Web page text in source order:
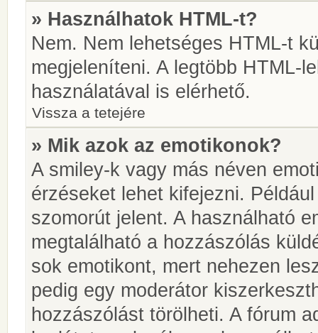
» Használhatok HTML-t?
Nem. Nem lehetséges HTML-t
megjeleníteni. A legtöbb HTML-
használatával is elérhető.
Vissza a tetejére
» Mik azok az emotikonok?
A smiley-k vagy más néven
érzéseket lehet kifejezni.
szomorút jelent. A használható
megtalálható a hozzászólás
sok emotikont, mert nehezen
pedig egy moderátor
hozzászólást törölheti. A fórum